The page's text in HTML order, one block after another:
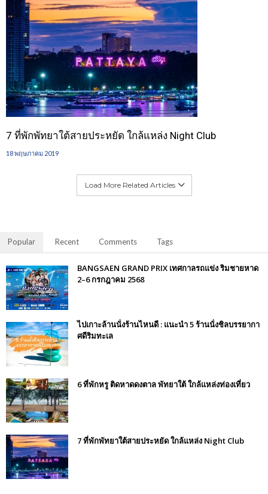
7 ที่พักพัทยาใต้สายประหยัด ใกล้แหล่ง Night Club
18 พฤษภาคม 2019
Load More Related Articles
Popular Recent Comments Tags
BANGSAEN GRAND PRIX เทศกาลรถแข่ง ริมชายหาด
2–6 กรกฎาคม 2568
ไปเกาะล้านนั่งร้านไหนดี : แนะนำ 5 ร้านนั่งชิลบรรยากา
ศดีริมทะเล
6 ที่พักหรู ติดหาดดงตาล พัทยาใต้ ใกล้แหล่งท่องเที่ยว
7 ที่พักพัทยาใต้สายประหยัด ใกล้แหล่ง Night Club